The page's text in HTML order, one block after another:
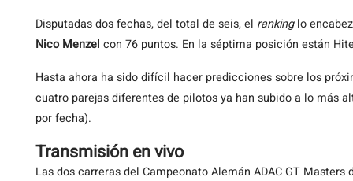
Disputadas dos fechas, del total de seis, el rankinglo
Nico Menzel con 76 puntos. En la séptima posición están
Hasta ahora ha sido difícil hacer predicciones sobre los
cuatro parejas diferentes de pilotos ya han subido a lo más
por fecha).
Transmisión en vivo
Las dos carreras del Campeonato Alemán ADAC GT